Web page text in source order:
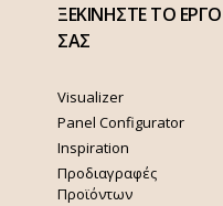
ΞΕΚΙΝΗΣΤΕ ΤΟ ΕΡΓΟ
ΣΑΣ
Visualizer
Panel Configurator
Inspiration
Προδιαγραφές
Προϊόντων